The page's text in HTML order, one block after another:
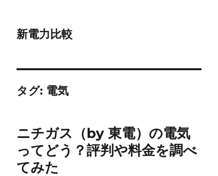
新電力比較
タグ: 電気
ニチガス（by 東電）の電気
ってどう？評判や料金を調べ
てみた